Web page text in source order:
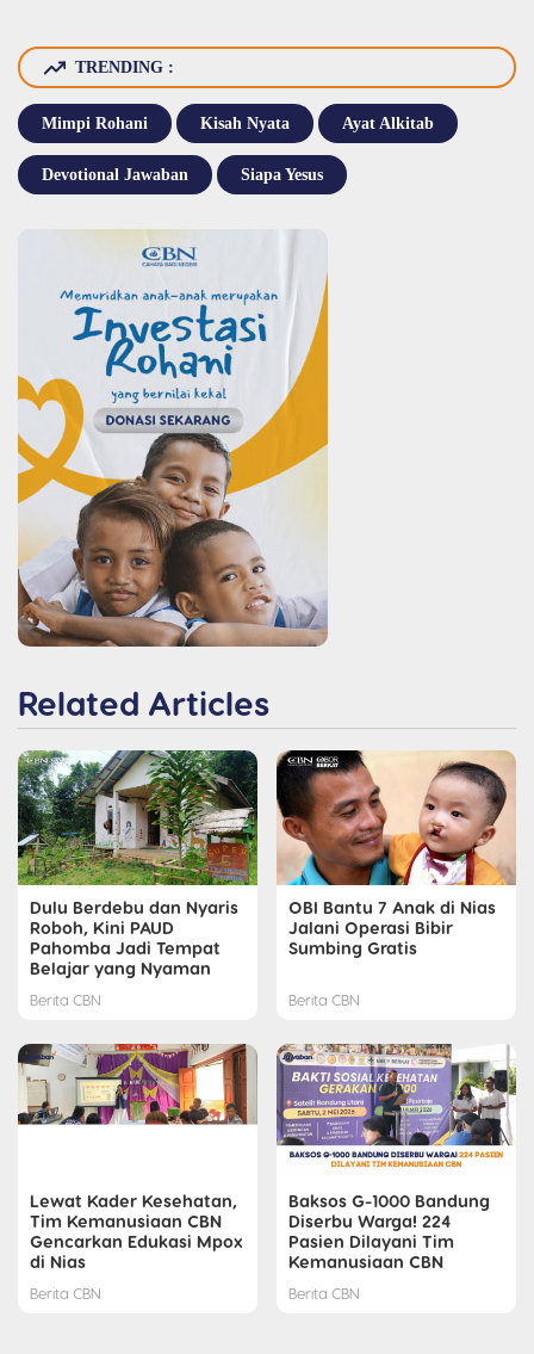
TRENDING :
Mimpi Rohani Kisah Nyata Ayat Alkitab
Devotional Jawaban Siapa Yesus
Related Articles
Dulu Berdebu dan Nyaris
Roboh, Kini PAUD
Pahomba Jadi Tempat
Belajar yang Nyaman
Berita CBN
OBI Bantu 7 Anak di Nias
Jalani Operasi Bibir
Sumbing Gratis
Berita CBN
Lewat Kader Kesehatan,
Tim Kemanusiaan CBN
Gencarkan Edukasi Mpox
di Nias
Berita CBN
Baksos G-1000 Bandung
Diserbu Warga! 224
Pasien Dilayani Tim
Kemanusiaan CBN
Berita CBN